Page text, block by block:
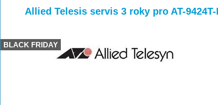
>>>
Allied Telesis servis 3 roky pro AT-9424T-
BLACK FRIDAY